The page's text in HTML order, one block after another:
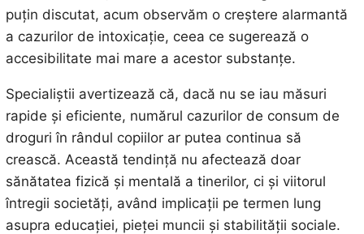
puțin discutat, acum observăm o creștere alarmantă
a cazurilor de intoxicație, ceea ce sugerează o
accesibilitate mai mare a acestor substanțe.
Specialiștii avertizează că, dacă nu se iau măsuri
rapide și eficiente, numărul cazurilor de consum de
droguri în rândul copiilor ar putea continua să
crească. Această tendință nu afectează doar
sănătatea fizică și mentală a tinerilor, ci și viitorul
întregii societăți, având implicații pe termen lung
asupra educației, pieței muncii și stabilității sociale.